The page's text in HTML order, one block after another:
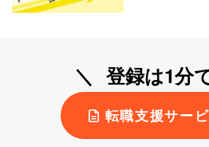
登録は1分
転職支援サー